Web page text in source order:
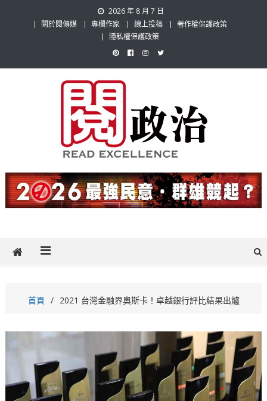
2026 年 8 月 7 日
關於閱傳媒
專欄作家 線上投稿
著作權保護政策
隱私權保護政策
閱政治 Read Gov News
題，也要專業評論，閱政治與多元的政治評論家與專欄作家邀稿合作，
讓讀者有最多元和專業的選擇。
首頁 2021 台灣金融界奧斯卡！卓越銀行評比結果出爐